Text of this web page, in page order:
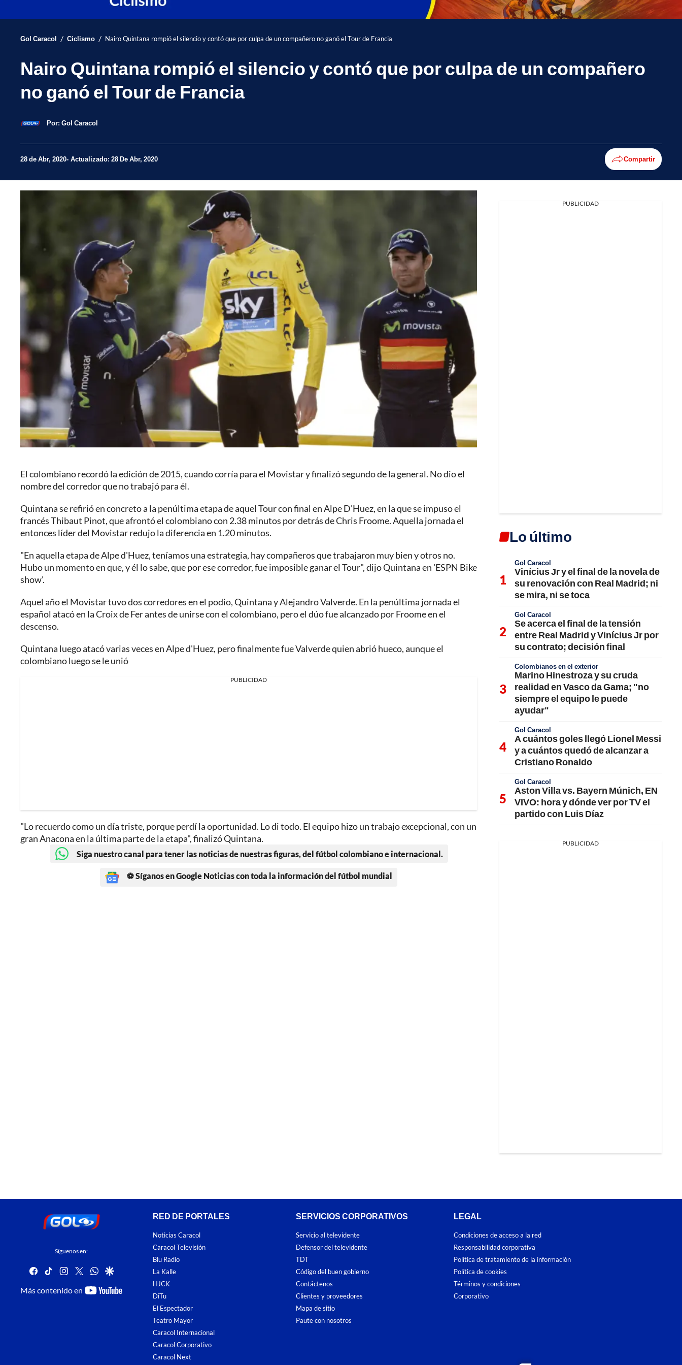
Gol Caracol / Ciclismo / Nairo Quintana rompió el silencio y contó que por culpa de un compañero no ganó el Tour de Francia
Nairo Quintana rompió el silencio y contó que por culpa de un compañero
no ganó el Tour de Francia
Por: Gol Caracol
28 de Abr, 2020 Actualizado: 28 De Abr, 2020 Compartir
El colombiano recordó la edición de 2015, cuando corría para el Movistar y finalizó segundo de la general. No dio el
nombre del corredor que no trabajó para él.
Quintana se refirió en concreto a la penúltima etapa de aquel Tour con final en Alpe D'Huez, en la que se impuso el
francés Thibaut Pinot, que afrontó el colombiano con 2.38 minutos por detrás de Chris Froome. Aquella jornada el
entonces líder del Movistar redujo la diferencia en 1.20 minutos.
"En aquella etapa de Alpe d'Huez, teníamos una estrategia, hay compañeros que trabajaron muy bien y otros no.
Hubo un momento en que, y él lo sabe, que por ese corredor, fue imposible ganar el Tour", dijo Quintana en 'ESPN Bike
show'.
Aquel año el Movistar tuvo dos corredores en el podio, Quintana y Alejandro Valverde. En la penúltima jornada el
español atacó en la Croix de Fer antes de unirse con el colombiano, pero el dúo fue alcanzado por Froome en el
descenso.
Quintana luego atacó varias veces en Alpe d'Huez, pero finalmente fue Valverde quien abrió hueco, aunque el
colombiano luego se le unió
PUBLICIDAD
"Lo recuerdo como un día triste, porque perdí la oportunidad. Lo di todo. El equipo hizo un trabajo excepcional, con un
gran Anacona en la última parte de la etapa", finalizó Quintana.
Siga nuestro canal para tener las noticias de nuestras figuras, del fútbol colombiano e internacional.
⚽ Síganos en Google Noticias con toda la información del fútbol mundial
PUBLICIDAD
Lo último
Gol Caracol
Vinícius Jr y el final de la novela de
su renovación con Real Madrid; ni
se mira, ni se toca
Gol Caracol
Se acerca el final de la tensión
entre Real Madrid y Vinícius Jr por
su contrato; decisión final
Colombianos en el exterior
Marino Hinestroza y su cruda
realidad en Vasco da Gama; "no
siempre el equipo le puede
ayudar"
Gol Caracol
A cuántos goles llegó Lionel Messi
y a cuántos quedó de alcanzar a
Cristiano Ronaldo
Gol Caracol
Aston Villa vs. Bayern Múnich, EN
VIVO: hora y dónde ver por TV el
partido con Luis Díaz
PUBLICIDAD
Síguenos en:
facebook
tiktokinstagram
twitterwhatsapp
google
Más contenido en
youtube-
RED DE PORTALES
Noticias Caracol
Caracol Televisión
Blu Radio
La Kalle
HJCK
DiTu
El Espectador
Teatro Mayor
Caracol Internacional
Caracol Corporativo
Caracol Next
SERVICIOS CORPORATIVOS
Servicio al televidente
Defensor del televidente
TDT
Código del buen gobierno
Contáctenos
Clientes y proveedores
Mapa de sitio
Paute con nosotros
LEGAL
Condiciones de acceso a la red
Responsabilidad corporativa
Política de tratamiento de la información
Política de cookies
Términos y condiciones
Corporativo